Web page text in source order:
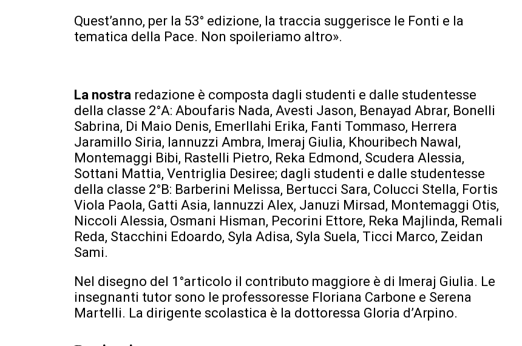
Quest’anno, per la 53° edizione, la traccia suggerisce le Fonti e la
tematica della Pace. Non spoileriamo altro».
La nostra redazione è composta dagli studenti e dalle studentesse
della classe 2°A: Aboufaris Nada, Avesti Jason, Benayad Abrar, Bonelli
Sabrina, Di Maio Denis, Emerllahi Erika, Fanti Tommaso, Herrera
Jaramillo Siria, Iannuzzi Ambra, Imeraj Giulia, Khouribech Nawal,
Montemaggi Bibi, Rastelli Pietro, Reka Edmond, Scudera Alessia,
Sottani Mattia, Ventriglia Desiree; dagli studenti e dalle studentesse
della classe 2°B: Barberini Melissa, Bertucci Sara, Colucci Stella, Fortis
Viola Paola, Gatti Asia, Iannuzzi Alex, Januzi Mirsad, Montemaggi Otis,
Niccoli Alessia, Osmani Hisman, Pecorini Ettore, Reka Majlinda, Remali
Reda, Stacchini Edoardo, Syla Adisa, Syla Suela, Ticci Marco, Zeidan
Sami.
Nel disegno del 1°articolo il contributo maggiore è di Imeraj Giulia. Le
insegnanti tutor sono le professoresse Floriana Carbone e Serena
Martelli. La dirigente scolastica è la dottoressa Gloria d’Arpino.